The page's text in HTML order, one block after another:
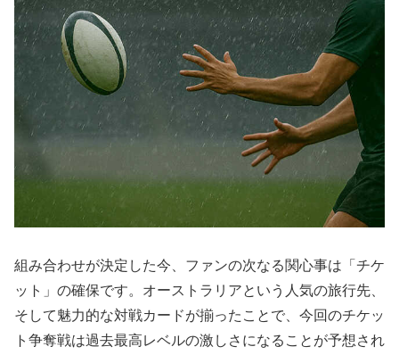
組み合わせが決定した今、ファンの次なる関心事は「チケ
ット」の確保です。オーストラリアという人気の旅行先、
そして魅力的な対戦カードが揃ったことで、今回のチケッ
ト争奪戦は過去最高レベルの激しさになることが予想され